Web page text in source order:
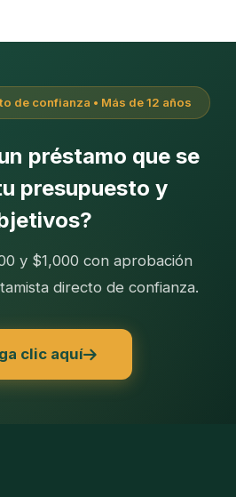
de confianza • Más de 12 años
préstamo que se
presupuesto y
y $1,000 con aprobación
directo de confianza.
clic aquí